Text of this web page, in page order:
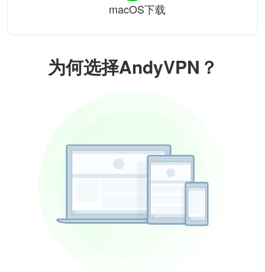
为何选择AndyVPN？
macOS下载